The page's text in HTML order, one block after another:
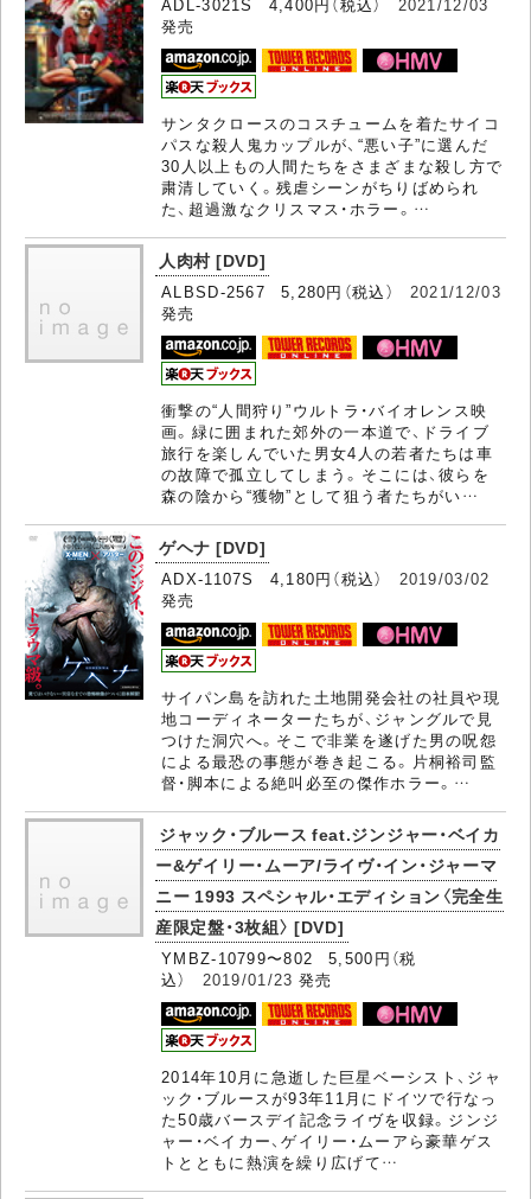
発売
サンタクロースのコスチュームを着たサイコ
パスな殺人鬼カップルが、“悪い子”に選んだ
30人以上もの人間たちをさまざまな殺し方で
粛清していく。残虐シーンがちりばめられ
た、超過激なクリスマス・ホラー。…
人肉村 [DVD]
ALBSD-2567 5,280円（税込） 2021/12/03
発売
衝撃の“人間狩り”ウルトラ・バイオレンス映
画。緑に囲まれた郊外の一本道で、ドライブ
旅行を楽しんでいた男女4人の若者たちは車
の故障で孤立してしまう。そこには、彼らを
森の陰から“獲物”として狙う者たちがい…
ゲヘナ [DVD]
ADX-1107S 4,180円（税込） 2019/03/02
発売
サイパン島を訪れた土地開発会社の社員や現
地コーディネーターたちが、ジャングルで見
つけた洞穴へ。そこで非業を遂げた男の呪怨
による最恐の事態が巻き起こる。片桐裕司監
督・脚本による絶叫必至の傑作ホラー。…
ジャック・ブルース feat.ジンジャー・ベイカ
ー&ゲイリー・ムーア/ライヴ・イン・ジャーマ
ニー 1993 スペシャル・エディション〈完全生
産限定盤・3枚組〉 [DVD]
YMBZ-10799〜802 5,500円（税
込） 2019/01/23 発売
2014年10月に急逝した巨星ベーシスト、ジャ
ック・ブルースが93年11月にドイツで行なっ
た50歳バースデイ記念ライヴを収録。ジンジ
ャー・ベイカー、ゲイリー・ムーアら豪華ゲス
トとともに熱演を繰り広げて…